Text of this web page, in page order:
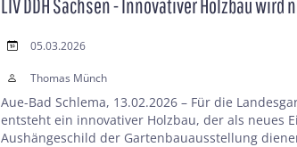
LIV DDH Sachsen - Innovativer Holzbau wird
05.03.2026
Thomas Münch
Aue-Bad Schlema, 13.02.2026 – Für die
entsteht ein innovativer Holzbau, der als neues
Aushängeschild der Gartenbauausstellung